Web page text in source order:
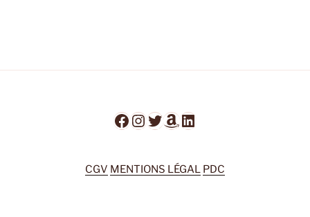
Facebook
Instagram
Twitter
Amazon
LinkedIn
CGV MENTIONS LÉGAL PDC